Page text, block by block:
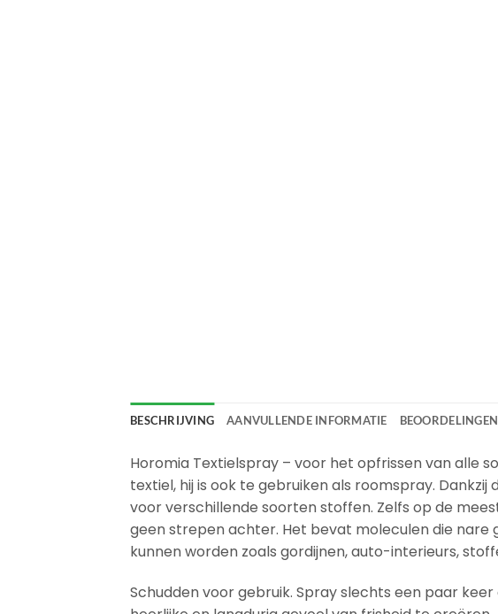
BESCHRIJVING AANVULLENDE INFORMATIE
Horomia Textielspray – voor het opfrissen van alle
textiel, hij is ook te gebruiken als roomspray.
voor verschillende soorten stoffen. Zelfs op de
geen strepen achter. Het bevat moleculen die nare
kunnen worden zoals gordijnen, auto-interieurs,
Schudden voor gebruik. Spray slechts een paar